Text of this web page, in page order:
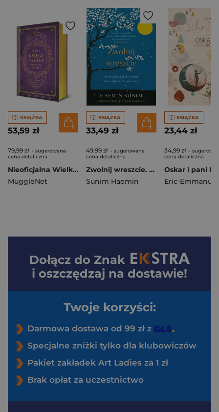
KSIĄŻKA
53,59 zł
79,99 zł - sugerowana
cena detaliczna
Nieoficjalna Wielka Księga Zaklęć Harry'ego Pottera. Kompletny przewodnik po zaklęciach dla czarodziejów i czarownic [wyd. 2026, barwione brzegi]
MuggleNet
KSIĄŻKA
33,49 zł
49,99 zł - sugerowana
cena detaliczna
Zwolnij wreszcie. Jak odnaleźć spokój w świecie, który nigdy się nie zatrzymuje [wyd. 2026]
Sunim Haemin
KSIĄŻKA
23,44 zł
34,99 zł -
cena detaliczna
Dołącz do Znak
i oszczędzaj na dostawie!
Twoje korzyści:
Darmowa dostawa od 99 zł z
Specjalne zniżki tylko dla klubowiczów
Pakiet zakładek Art Ladies za 1 zł
Brak opłat za uczestnictwo